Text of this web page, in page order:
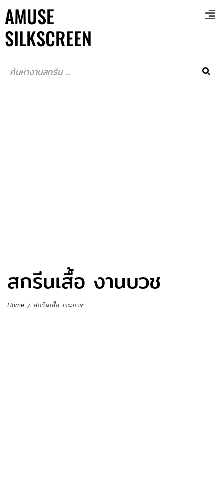
AMUSE
SILKSCREEN
สกรีนเสื้อ งานบวช
Home / สกรีนเสื้อ งานบวช